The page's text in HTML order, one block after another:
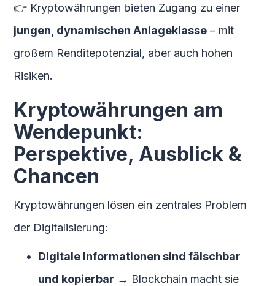
👉 Kryptowährungen bieten Zugang zu einer
jungen, dynamischen Anlageklasse – mit
großem Renditepotenzial, aber auch hohen
Risiken.
Kryptowährungen am
Wendepunkt:
Perspektive, Ausblick &
Chancen
Kryptowährungen lösen ein zentrales Problem
der Digitalisierung:
Digitale Informationen sind fälschbar
und kopierbar → Blockchain macht sie